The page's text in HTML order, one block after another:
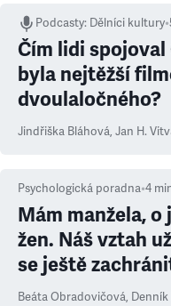
Podcasty: Dělníci kultury•
Čím lidi spojoval
byla nejtěžší
dvoulaločného?
Jindřiška Bláhová, Jan H.
Psychologická poradna•4
Mám manžela,
žen. Náš vztah
se ještě
Beáta Obradovičová, Denník